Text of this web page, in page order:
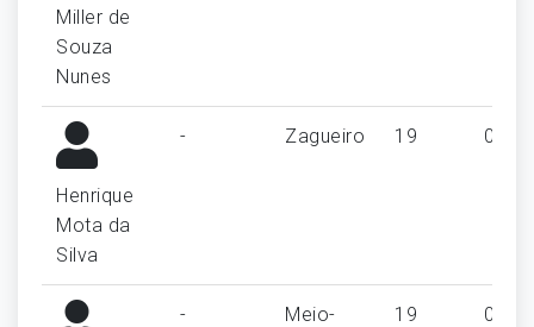
Miller de
Souza
Nunes
Henrique
Mota da
Silva
- Zagueiro 19 0
-
Meio-
19 0